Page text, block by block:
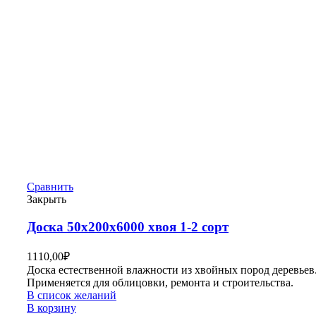
Сравнить
Закрыть
Доска 50х200х6000 хвоя 1-2 сорт
1110,00₽
Доска естественной влажности из хвойных пород
Применяется для облицовки, ремонта и строительства.
В список желаний
В корзину